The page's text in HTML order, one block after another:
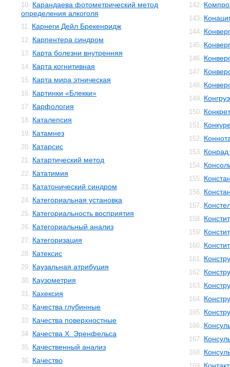
10. Карандаева фотометрический метод
определения алкоголя
11. Карнеги Дейл Брекенридж
12. Карпентера синдром
13. Карта болезни внутренняя
14. Карта когнитивная
15. Карта мира этническая
16. Картинки «Блекки»
17. Карфология
18. Каталепсия
19. Катамнез
20. Катарсис
21. Катартический метод
22. Кататимия
23. Кататонический синдром
24. Категориальная установка
25. Категориальность восприятия
26. Категориальный анализ
27. Категоризация
28. Катексис
29. Каузальная атрибуция
30. Каузометрия
31. Кахексия
32. Качества глубинные
33. Качества поверхностные
34. Качества Х. Эренфельса
35. Качественный анализ
36. Качество
142.
143.
144.
145.
146.
147.
148.
149.
150.
151.
152.
153.
154.
155.
156.
157.
158.
159.
160.
161.
162.
163.
164.
165.
166.
167.
168.